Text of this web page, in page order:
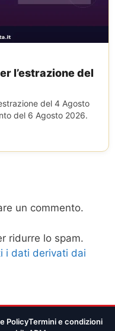
l’estrazione del
del 4 Agosto
del 6 Agosto 2026.
un commento.
ridurre lo spam.
i dati derivati dai
PolicyTermini e condizioni